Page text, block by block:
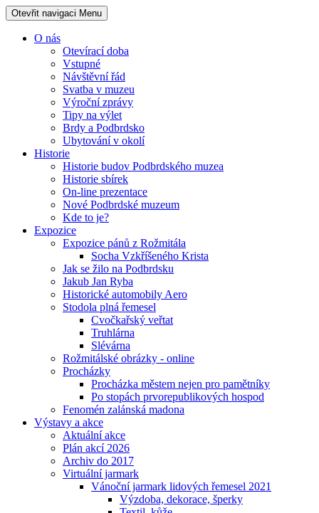
Otevřit navigaci Menu
O nás
Otevírací doba
Vstupné
Návštěvní řád
Svatba v muzeu
Výroční zprávy
Tipy na výlet
Brdy a Podbrdsko
Ubytování v okolí
Historie
Historie budov Podbrdského muzea
Historie sbírek
On-line prezentace
Nové Podbrdské muzeum
Kde to je?
Expozice
Expozice pánů z Rožmitála
Socha Vzkříšeného Krista
Jak se žilo na Podbrdsku
Jakub Jan Ryba
Historické automobily Aero
Stodola plná řemesel
Cvočkařský veřtat
Truhlárna
Slévárna
Rožmitálské obrázky - online
Procházky
Procházka městem nejen pro pamětníky
Po stopách prvorepublikových hospod
Fenomén zalánská madona
Výstavy a akce
Aktuální akce
Plán akcí 2026
Archiv do 2017
Virtuální jarmark
Vánoční jarmark lidových řemesel 2021
Výzdoba, dekorace, šperky